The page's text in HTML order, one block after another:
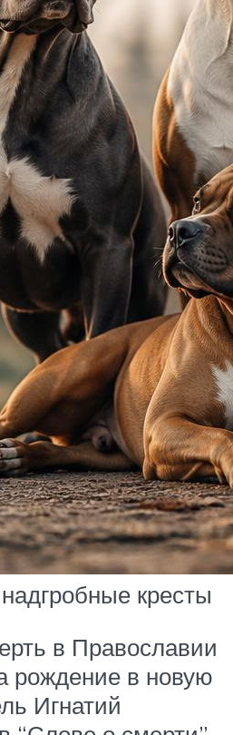
кресты
в Православии
рождение в новую
Игнатий